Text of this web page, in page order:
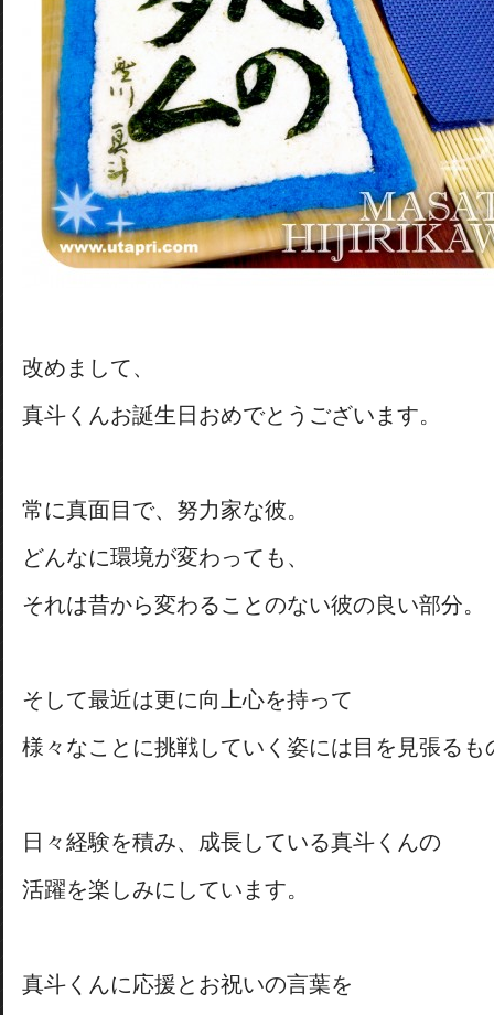
改めまして、
真斗くんお誕生日おめでとうございます。
常に真面目で、努力家な彼。
どんなに環境が変わっても、
それは昔から変わることのない彼の良い部分。
そして最近は更に向上心を持って
様々なことに挑戦していく姿には目を見張るも
日々経験を積み、成長している真斗くんの
活躍を楽しみにしています。
真斗くんに応援とお祝いの言葉を